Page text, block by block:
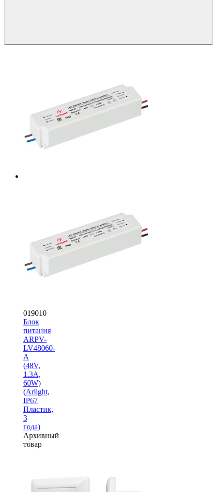
019010
Блок
питания
ARPV-
LV48060-
A
(48V,
1.3A,
60W)
(Arlight,
IP67
Пластик,
3
года)
Архивный
товар